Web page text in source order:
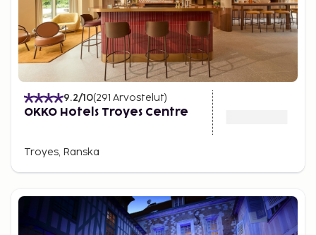
9.2/10(291 Arvostelut)
OKKO Hotels Troyes Centre
Troyes, Ranska